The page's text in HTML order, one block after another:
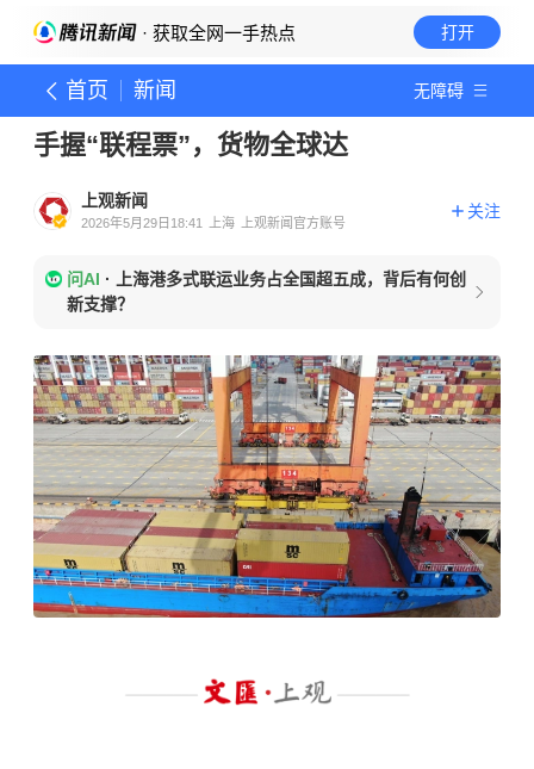
· 获取全网一手热点 打开
首页 新闻 无障碍
手握“联程票”，货物全球达
上观新闻
2026年5月29日18:41 上海 上观新闻官方账号
关注
问AI ·
上海港多式联运业务占全国超五成，背后有何创
新支撑？